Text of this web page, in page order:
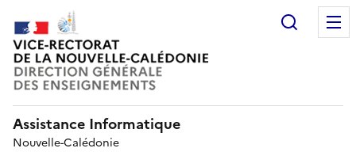
Assistance Informatique
Nouvelle-Calédonie